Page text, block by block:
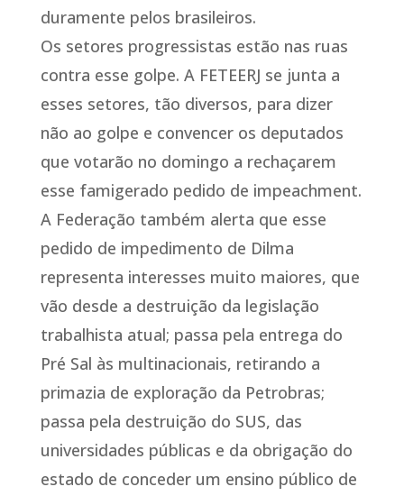
duramente pelos brasileiros.
Os setores progressistas estão nas ruas
contra esse golpe. A FETEERJ se junta a
esses setores, tão diversos, para dizer
não ao golpe e convencer os deputados
que votarão no domingo a rechaçarem
esse famigerado pedido de impeachment.
A Federação também alerta que esse
pedido de impedimento de Dilma
representa interesses muito maiores, que
vão desde a destruição da legislação
trabalhista atual; passa pela entrega do
Pré Sal às multinacionais, retirando a
primazia de exploração da Petrobras;
passa pela destruição do SUS, das
universidades públicas e da obrigação do
estado de conceder um ensino público de